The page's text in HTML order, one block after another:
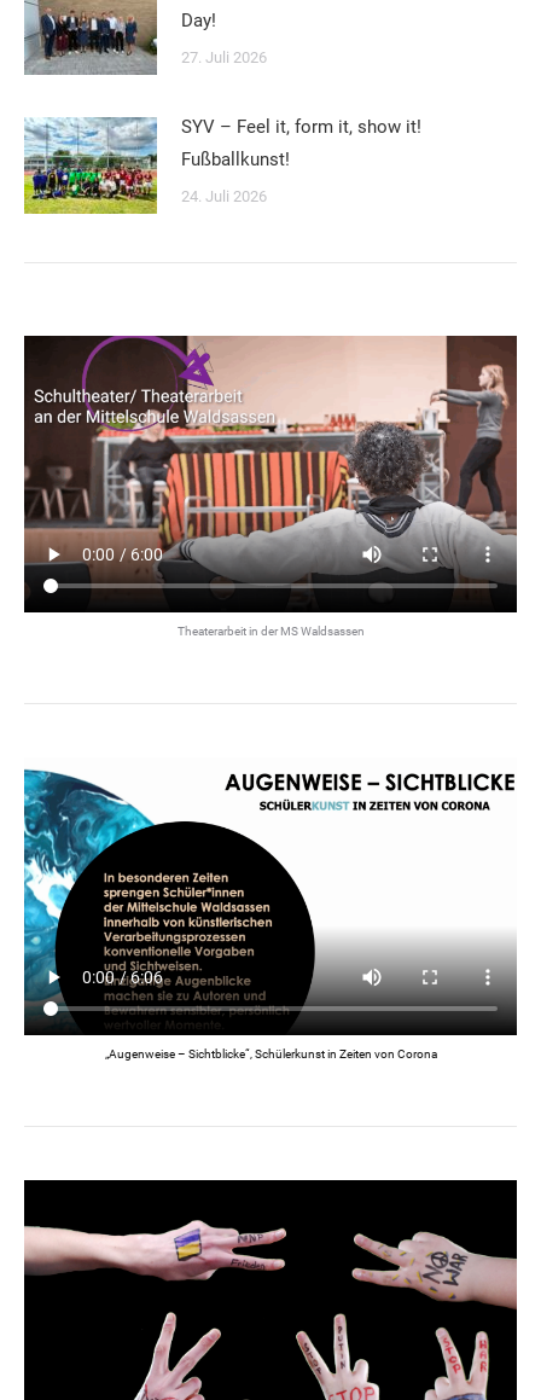
Day!
27. Juli 2026
SYV – Feel it, form it, show it!
Fußballkunst!
24. Juli 2026
Theaterarbeit in der MS Waldsassen
„Augenweise – Sichtblicke“, Schülerkunst in Zeiten von Corona